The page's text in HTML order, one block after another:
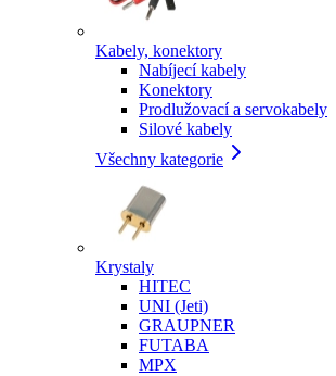
Kabely, konektory
Nabíjecí kabely
Konektory
Prodlužovací a servokabely
Silové kabely
Všechny kategorie
Krystaly
HITEC
UNI (Jeti)
GRAUPNER
FUTABA
MPX